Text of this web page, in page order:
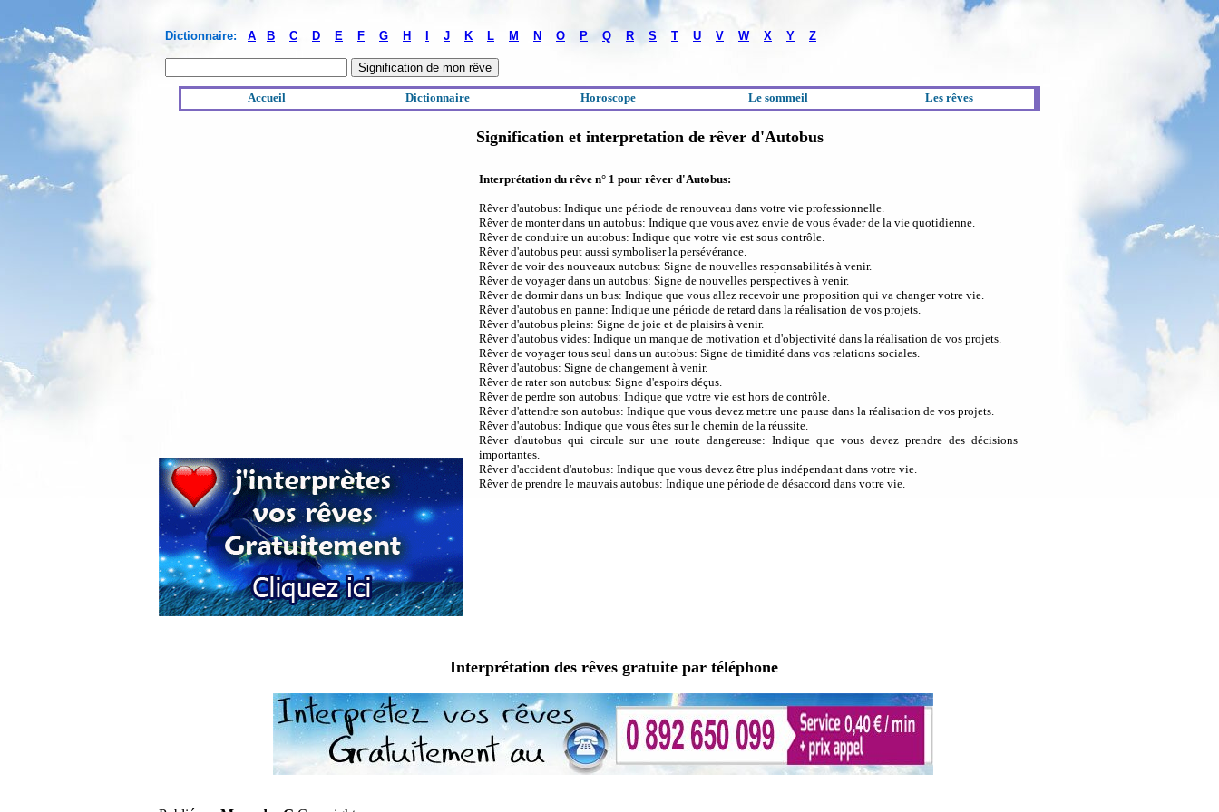
Dictionnaire: A B C D E F G H J K L M N O P Q R S T U V W X Y Z
Accueil Dictionnaire Horoscope Le sommeil Les rêves
Signification et interpretation de rêver d'Autobus
Interprétation du rêve n° 1 pour rêver d'Autobus:
Rêver d'autobus: Indique une période de renouveau dans votre vie professionnelle.
Rêver de monter dans un autobus: Indique que vous avez envie de vous évader de la vie quotidienne.
Rêver de conduire un autobus: Indique que votre vie est sous contrôle.
Rêver d'autobus peut aussi symboliser la persévérance.
Rêver de voir des nouveaux autobus: Signe de nouvelles responsabilités à venir.
Rêver de voyager dans un autobus: Signe de nouvelles perspectives à venir.
Rêver de dormir dans un bus: Indique que vous allez recevoir une proposition qui va changer votre vie.
Rêver d'autobus en panne: Indique une période de retard dans la réalisation de vos projets.
Rêver d'autobus pleins: Signe de joie et de plaisirs à venir.
Rêver d'autobus vides: Indique un manque de motivation et d'objectivité dans la réalisation de vos projets.
Rêver de voyager tous seul dans un autobus: Signe de timidité dans vos relations sociales.
Rêver d'autobus: Signe de changement à venir.
Rêver de rater son autobus: Signe d'espoirs déçus.
Rêver de perdre son autobus: Indique que votre vie est hors de contrôle.
Rêver d'attendre son autobus: Indique que vous devez mettre une pause dans la réalisation de vos projets.
Rêver d'autobus: Indique que vous êtes sur le chemin de la réussite.
Rêver d'autobus qui circule sur une route dangereuse: Indique que vous devez prendre des décisions
importantes.
Rêver d'accident d'autobus: Indique que vous devez être plus indépendant dans votre vie.
Rêver de prendre le mauvais autobus: Indique une période de désaccord dans votre vie.
Interprétation des rêves gratuite par téléphone